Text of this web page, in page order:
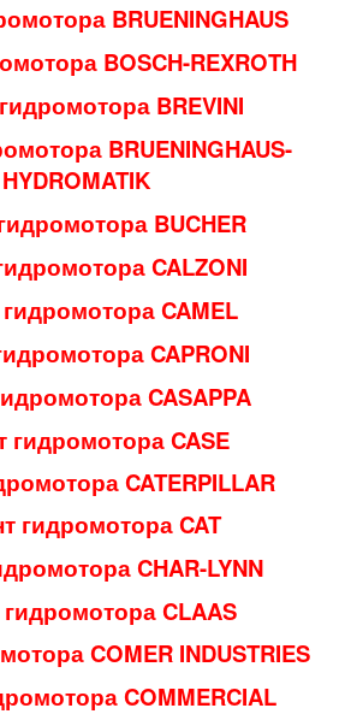
BRUENINGHAUS
BOSCH-REXROTH
BREVINI
BRUENINGHAUS-
HYDROMATIK
BUCHER
CALZONI
CAMEL
CAPRONI
CASAPPA
гидромотора CASE
CATERPILLAR
гидромотора CAT
CHAR-LYNN
CLAAS
COMER INDUSTRIES
COMMERCIAL